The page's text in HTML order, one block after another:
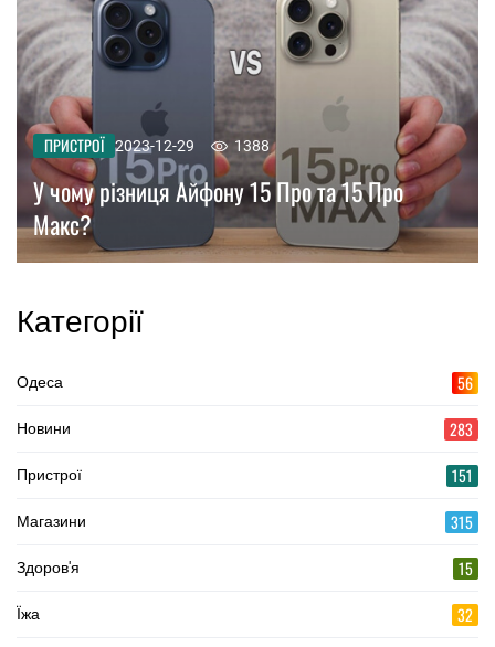
ПРИСТРОЇ 2023-12-29 1388
У чому різниця Айфону 15 Про та 15 Про
Макс?
Категорії
Одеса 56
Новини 283
Пристрої 151
Магазини 315
Здоров'я 15
Їжа 32